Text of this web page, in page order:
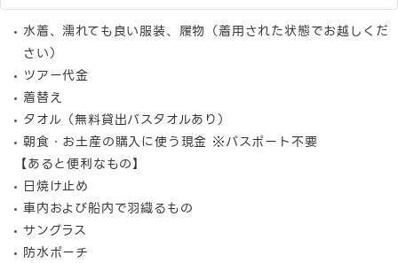
水着、濡れても良い服装、履物（着用された状態でお越しくだ
さい）
ツアー代金
着替え
タオル（無料貸出バスタオルあり）
朝食・お土産の購入に使う現金 ※パスポート不要
【あると便利なもの】
日焼け止め
車内および船内で羽織るもの
サングラス
防水ポーチ